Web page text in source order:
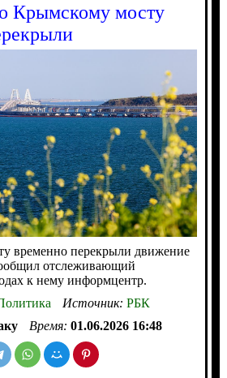
Крымскому мосту
временно перекрыли движение
отслеживающий
к нему информцентр.
Источник: РБК
Время: 01.06.2026 16:48